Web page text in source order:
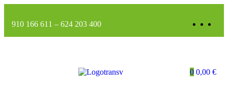
910 166 611 – 624 203 400
0 0,00 €